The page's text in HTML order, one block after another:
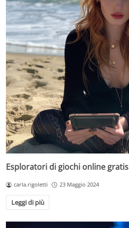
Esploratori di giochi online gratis
carla.rigoletti 23 Maggio 2024
Leggi di più